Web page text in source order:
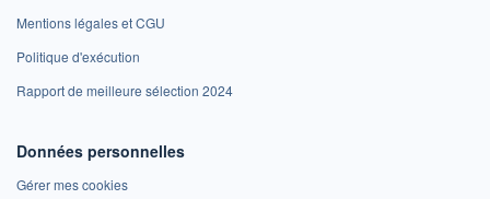
Mentions légales et CGU
Politique d'exécution
Rapport de meilleure sélection 2024
Données personnelles
Gérer mes cookies